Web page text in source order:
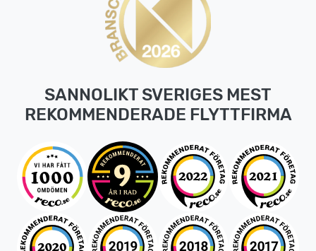
SANNOLIKT SVERIGES MEST
REKOMMENDERADE FLYTTFIRMA